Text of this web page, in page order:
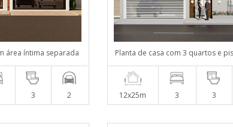
área íntima separada
3 2
Planta de casa com 3 quartos e
12x25m 3 3